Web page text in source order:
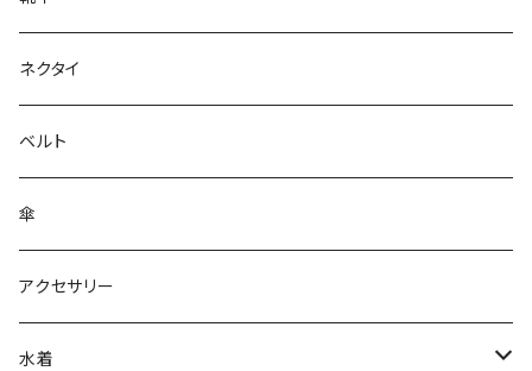
ネクタイ
ベルト
傘
アクセサリー
水着